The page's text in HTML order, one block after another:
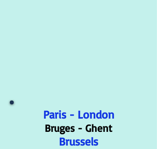
Paris - London
Bruges - Ghent
Brussels